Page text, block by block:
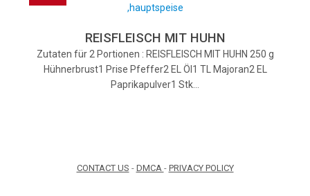
REISFLEISCH MIT HUHN
Zutaten für 2 Portionen : REISFLEISCH MIT HUHN 250 g
Hühnerbrust1 Prise Pfeffer2 EL Öl1 TL Majoran2 EL
Paprikapulver1 Stk…
CONTACT US - DMCA - PRIVACY POLICY